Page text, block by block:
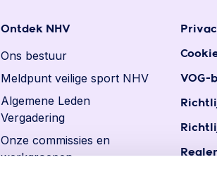
Ontdek NHV
Ons bestuur
Meldpunt veilige sport NHV
Algemene Leden
Vergadering
Onze commissies en
werkgroepen
VOG-